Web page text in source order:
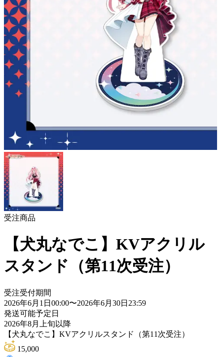
受注商品
【犬丸なでこ】KVアクリル
スタンド（第11次受注）
受注受付期間
2026年6月1日00:00〜2026年6月30日23:59
発送可能予定日
2026年8月上旬以降
【犬丸なでこ】KVアクリルスタンド（第11次受注）
15,000